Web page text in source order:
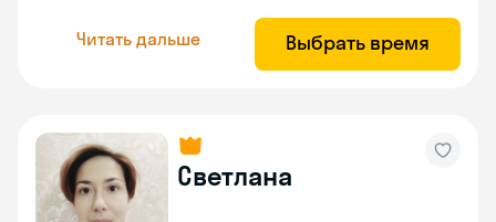
Читать дальше Выбрать время
Светлана